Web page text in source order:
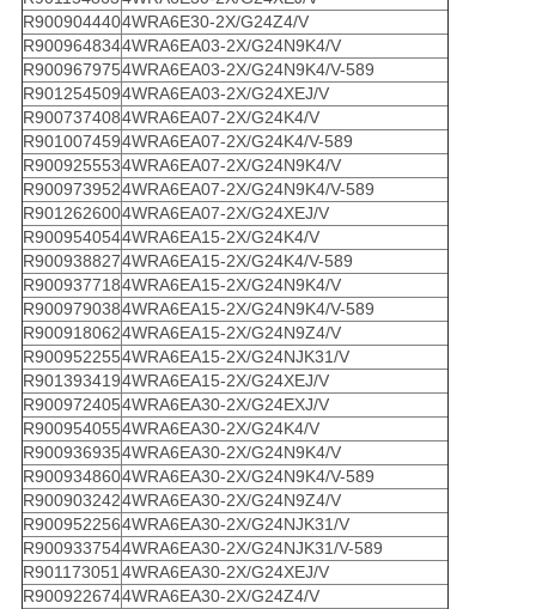
R9009044404WRA6E30-2X/G24Z4/V
R9009648344WRA6EA03-2X/G24N9K4/V
R9009679754WRA6EA03-2X/G24N9K4/V-589
R9012545094WRA6EA03-2X/G24XEJ/V
R9007374084WRA6EA07-2X/G24K4/V
R9010074594WRA6EA07-2X/G24K4/V-589
R9009255534WRA6EA07-2X/G24N9K4/V
R9009739524WRA6EA07-2X/G24N9K4/V-589
R9012626004WRA6EA07-2X/G24XEJ/V
R9009540544WRA6EA15-2X/G24K4/V
R9009388274WRA6EA15-2X/G24K4/V-589
R9009377184WRA6EA15-2X/G24N9K4/V
R9009790384WRA6EA15-2X/G24N9K4/V-589
R9009180624WRA6EA15-2X/G24N9Z4/V
R9009522554WRA6EA15-2X/G24NJK31/V
R9013934194WRA6EA15-2X/G24XEJ/V
R9009724054WRA6EA30-2X/G24EXJ/V
R9009540554WRA6EA30-2X/G24K4/V
R9009369354WRA6EA30-2X/G24N9K4/V
R9009348604WRA6EA30-2X/G24N9K4/V-589
R9009032424WRA6EA30-2X/G24N9Z4/V
R9009522564WRA6EA30-2X/G24NJK31/V
R9009337544WRA6EA30-2X/G24NJK31/V-589
R9011730514WRA6EA30-2X/G24XEJ/V
R9009226744WRA6EA30-2X/G24Z4/V